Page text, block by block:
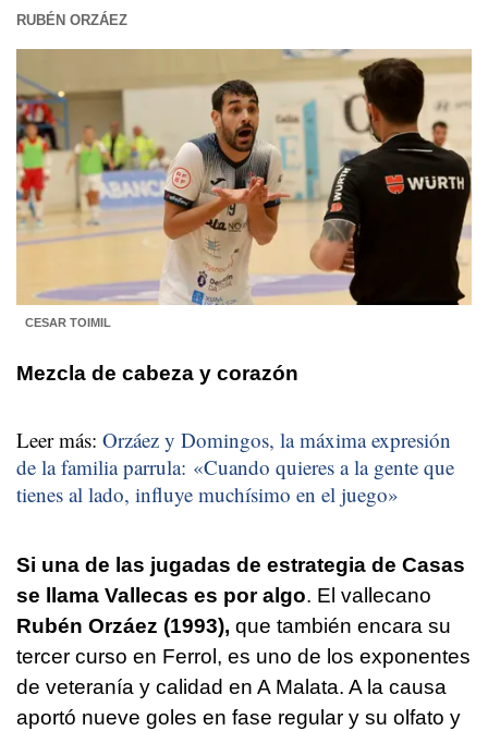
RUBÉN ORZÁEZ
CESAR TOIMIL
Mezcla de cabeza y corazón
Leer más: Orzáez y Domingos, la máxima expresión
de la familia parrula: «Cuando quieres a la gente que
tienes al lado, influye muchísimo en el juego»
Si una de las jugadas de estrategia de Casas
se llama Vallecas es por algo. El vallecano
Rubén Orzáez (1993), que también encara su
tercer curso en Ferrol, es uno de los exponentes
de veteranía y calidad en A Malata. A la causa
aportó nueve goles en fase regular y su olfato y